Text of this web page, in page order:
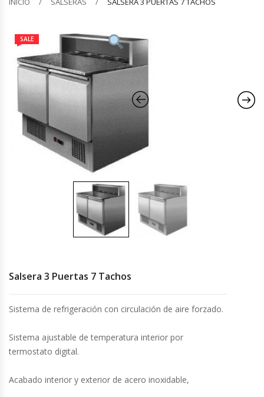
Batidoras
Bolsas De Sellado Al Vacío
Cafeteras
Calentadores De Platos
Cámaras Fermentadoras
Campanas Industriales
Congeladoras Tapa De Vidrio
Congeladoras Tapa Dura
SALE
Salsera 3 Puertas 7 Tachos
Sistema de refrigeración con circulación de aire forzado.
Sistema ajustable de temperatura interior por
termostato digital.
Acabado interior y exterior de acero inoxidable,